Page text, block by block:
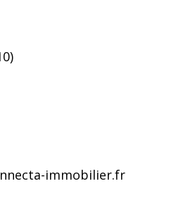
immobilier.fr